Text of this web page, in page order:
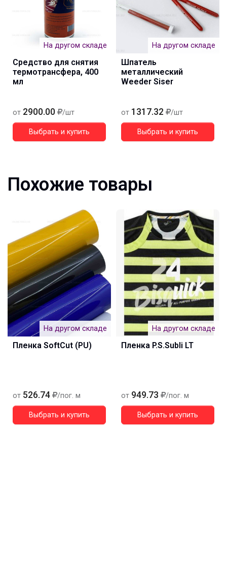
На другом складе
Средство для снятия
термотрансфера, 400
мл
от 2900.00 /шт
Выбрать и купить
На другом складе
Шпатель
металлический
Weeder Siser
от 1317.32 /шт
Выбрать и купить
Похожие товары
На другом складе
Пленка SoftCut (PU)
от 526.74 /пог. м
Выбрать и купить
На другом складе
Пленка P.S.Subli LT
от 949.73 /пог. м
Выбрать и купить